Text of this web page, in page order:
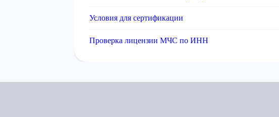
Условия для сертификации
Проверка лицензии МЧС по ИНН